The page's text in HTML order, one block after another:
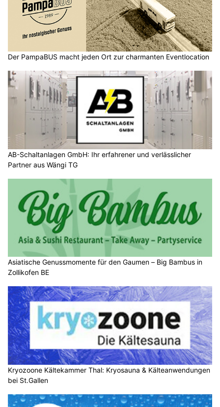
Der PampaBUS macht jeden Ort zur charmanten Eventlocation
AB-Schaltanlagen GmbH: Ihr erfahrener und verlässlicher
Partner aus Wängi TG
Asiatische Genussmomente für den Gaumen – Big Bambus in
Zollikofen BE
Kryozoone Kältekammer Thal: Kryosauna & Kälteanwendungen
bei St.Gallen